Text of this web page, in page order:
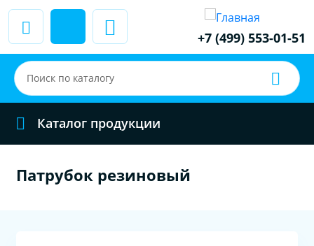
+7 (499) 553-01-51
Каталог продукции
Патрубок резиновый